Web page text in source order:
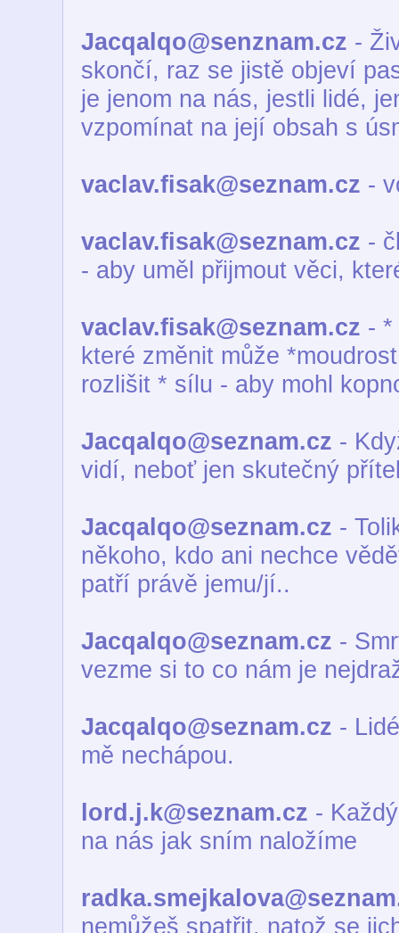
Jacqalqo@senznam.cz -
skončí, raz se jistě objeví
je jenom na nás, jestli lidé,
vzpomínat na její obsah s
vaclav.fisak@seznam.cz -
vaclav.fisak@seznam.cz -
- aby uměl přijmout věci,
vaclav.fisak@seznam.cz - *
které změnit může
rozlišit * sílu - aby mohl
Jacqalqo@seznam.cz -
vidí, neboť jen skutečný
Jacqalqo@seznam.cz -
někoho, kdo ani nechce
patří právě jemu/jí..
Jacqalqo@seznam.cz -
vezme si to co nám je
Jacqalqo@seznam.cz -
mě nechápou.
lord.j.k@seznam.cz -
na nás jak sním naložíme
nemůžeš spatřit, natož se